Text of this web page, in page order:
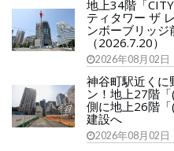
地上34階「
ティタワー ザ
ンボーブリッ
（2026.7.20）
2026年08月02日
神谷町駅近くに
ン！地上27階
側に地上26階
建設へ
2026年08月02日